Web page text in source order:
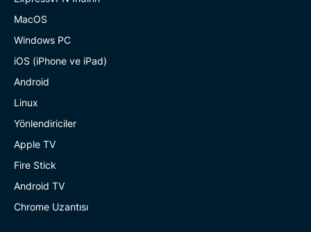
MacOS
Windows PC
iOS (iPhone ve iPad)
Android
Linux
Yönlendiriciler
Apple TV
Fire Stick
Android TV
Chrome Uzantısı